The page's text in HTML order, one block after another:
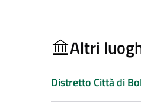
Altri
Distretto Città di